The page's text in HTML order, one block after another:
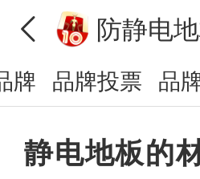
防静电
牌 品牌投票 品
静电地板的